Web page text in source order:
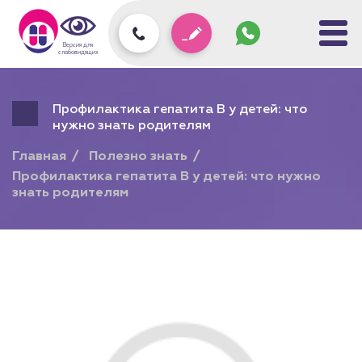
Версия для
слабовидящих
Профилактика гепатита B у детей: что
нужно знать родителям
Главная
Полезно знать
Профилактика гепатита B у детей: что нужно
знать родителям